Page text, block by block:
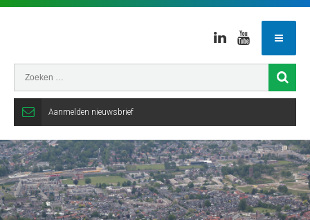
LinkedinYoutube
Aanmelden nieuwsbrief